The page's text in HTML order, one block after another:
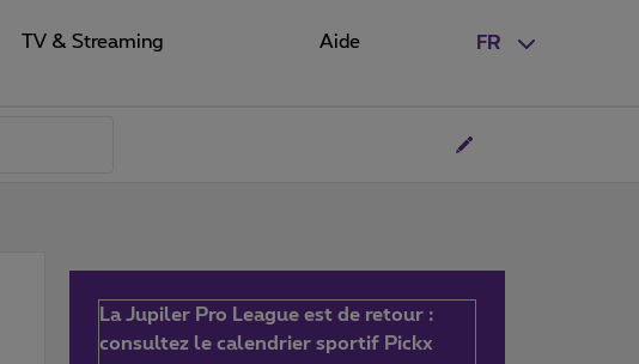
FR
TV & Streaming Aide
La Jupiler Pro League est de retour :
consultez le calendrier sportif Pickx